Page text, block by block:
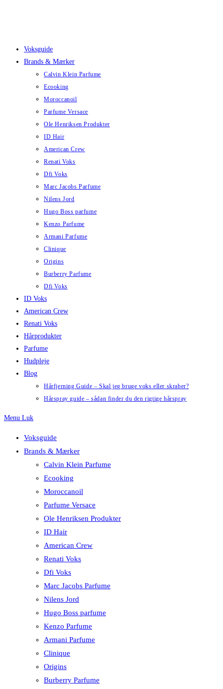
Voksguide
Brands & Mærker
Calvin Klein Parfume
Ecooking
Moroccanoil
Parfume Versace
Ole Henriksen Produkter
ID Hair
American Crew
Renati Voks
Dfi Voks
Marc Jacobs Parfume
Nilens Jord
Hugo Boss parfume
Kenzo Parfume
Armani Parfume
Clinique
Origins
Burberry Parfume
Dfi Voks
ID Voks
American Crew
Renati Voks
Hårprodukter
Parfume
Hudpleje
Blog
Hårfjerning Guide – Skal jeg bruge voks eller skraber?
Hårspray guide – sådan finder du den rigtige hårspray
Menu Luk
Voksguide
Brands & Mærker
Calvin Klein Parfume
Ecooking
Moroccanoil
Parfume Versace
Ole Henriksen Produkter
ID Hair
American Crew
Renati Voks
Dfi Voks
Marc Jacobs Parfume
Nilens Jord
Hugo Boss parfume
Kenzo Parfume
Armani Parfume
Clinique
Origins
Burberry Parfume